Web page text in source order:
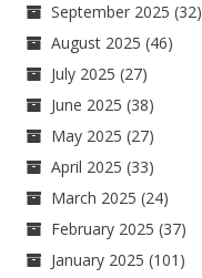
September 2025 (32)
August 2025 (46)
July 2025 (27)
June 2025 (38)
May 2025 (27)
April 2025 (33)
March 2025 (24)
February 2025 (37)
January 2025 (101)